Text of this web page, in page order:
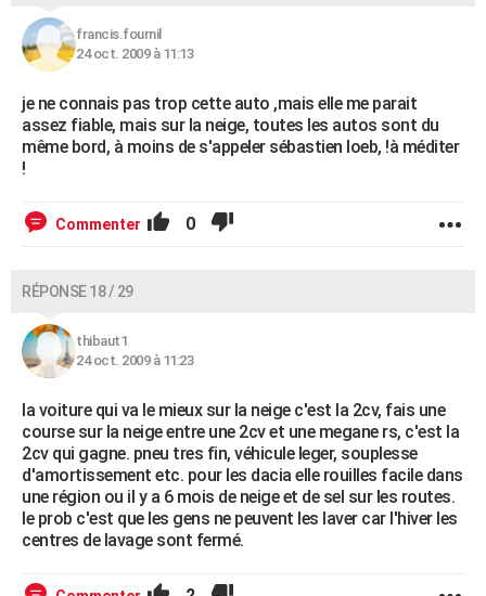
francis.fournil
24 oct. 2009 à 11:13
je ne connais pas trop cette auto ,mais elle me parait
assez fiable, mais sur la neige, toutes les autos sont du
même bord, à moins de s'appeler sébastien loeb, !à méditer
!
Commenter 0
RÉPONSE 18 / 29
thibaut1
24 oct. 2009 à 11:23
la voiture qui va le mieux sur la neige c'est la 2cv, fais une
course sur la neige entre une 2cv et une megane rs, c'est la
2cv qui gagne. pneu tres fin, véhicule leger, souplesse
d'amortissement etc. pour les dacia elle rouilles facile dans
une région ou il y a 6 mois de neige et de sel sur les routes.
le prob c'est que les gens ne peuvent les laver car l'hiver les
centres de lavage sont fermé.